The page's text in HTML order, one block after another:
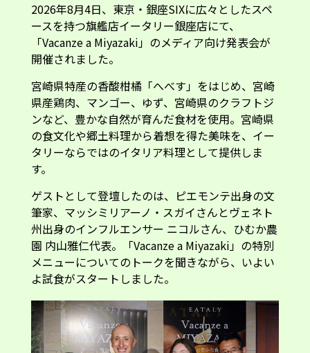
2026年8月4日、東京・銀座SIXに広々としたスペ
ースを持つ旗艦店イータリー銀座店にて、
「Vacanze a Miyazaki」のメディア向け発表会が
開催されました。
宮崎県特産の香酸柑橘「へべす」をはじめ、宮崎
県産鶏肉、マンゴー、ゆず、宮崎県のクラフトジ
ンなど、豊かな自然が育んだ食材を使用。宮崎県
の食文化や郷土料理から着想を得た美味を、イー
タリーならではのイタリア料理として提供しま
す。
ゲストとして登壇したのは、ピエモンテ出身の文
筆家、マッシミリアーノ・スガイさんとヴェネト
州出身のインフルエンサー ニコルさん、ひむか農
園 内山雅仁代表。「Vacanze a Miyazaki」の特別
メニューについてのトークを聞きながら、いよい
よ試食がスタートしました。